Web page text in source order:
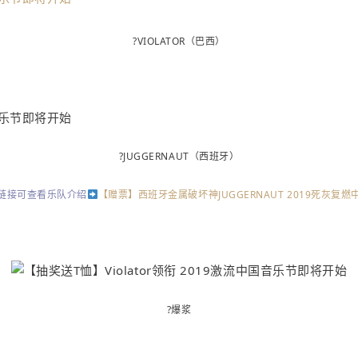
?VIOLATOR（巴西）
?JUGGERNAUT（西班牙）
接可查看乐队介绍 【赠票】西班牙金属破坏神JUGGERNAUT 2019死灰复燃
?爆浆